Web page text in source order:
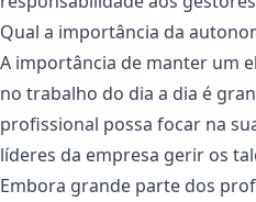
Qual a importância da
A importância de manter um
no trabalho do dia a dia é
profissional possa focar na
líderes da empresa gerir os
Embora grande parte dos